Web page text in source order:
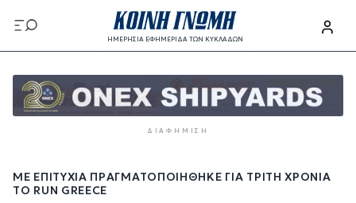
προς
το
περιεχόμενο
ΗΜΕΡΗΣΙΑ ΕΦΗΜΕΡΙΔΑ ΤΩΝ ΚΥΚΛΑΔΩΝ
προς
κυρίως
ΔΙΑΦΉΜΙΣΗ
ΜΕ ΕΠΙΤΥΧΊΑ ΠΡΑΓΜΑΤΟΠΟΙΉΘΗΚΕ ΓΙΑ ΤΡΊΤΗ ΧΡΟΝΙΆ
ΤΟ RUN GREECE